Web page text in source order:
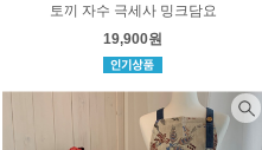
토끼 자수 극세사 밍크담요
19,900원